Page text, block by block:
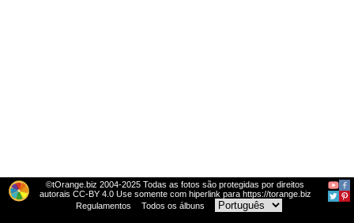
©tOrange.biz 2004-2025 Todas as fotos são protegidas por direitos
autorais CC-BY 4.0 Use somente com hiperlink para https://torange.biz
Regulamentos
Todos os álbuns